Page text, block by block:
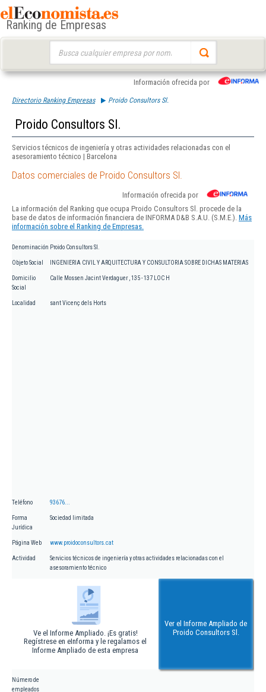
Ranking de Empresas
Información ofrecida por
Directorio Ranking Empresas Proido Consultors Sl.
Proido Consultors Sl.
Servicios técnicos de ingeniería y otras actividades relacionadas con el
asesoramiento técnico | Barcelona
Datos comerciales de Proido Consultors Sl.
Información ofrecida por
La información del Ranking que ocupa Proido Consultors Sl. procede de la
base de datos de información financiera de INFORMA D&B S.A.U. (S.M.E.). Más
información sobre el Ranking de Empresas.
Denominación Proido Consultors Sl.
Objeto Social INGENIERIA CIVIL Y ARQUITECTURA Y CONSULTORIA SOBRE DICHAS MATERIAS
Domicilio
Social
Calle Mossen Jacint Verdaguer , 135 - 137 LOC H
Localidad sant Vicenç dels Horts
Teléfono 93676...
Forma
Jurídica
Sociedad limitada
Página Web www.proidoconsultors.cat
Actividad
Servicios técnicos de ingeniería y otras actividades relacionadas con el
asesoramiento técnico
Ve el Informe Ampliado. ¡Es gratis!
Regístrese en eInforma y le regalamos el
Informe Ampliado de esta empresa
Ver el Informe Ampliado de
Proido Consultors Sl.
Número de
empleados